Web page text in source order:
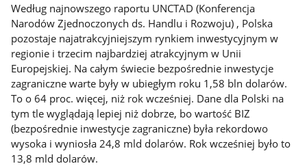
Według najnowszego raportu UNCTAD (Konferencja
Narodów Zjednoczonych ds. Handlu i Rozwoju) , Polska
pozostaje najatrakcyjniejszym rynkiem inwestycyjnym w
regionie i trzecim najbardziej atrakcyjnym w Unii
Europejskiej. Na całym świecie bezpośrednie inwestycje
zagraniczne warte były w ubiegłym roku 1,58 bln dolarów.
To o 64 proc. więcej, niż rok wcześniej. Dane dla Polski na
tym tle wyglądają lepiej niż dobrze, bo wartość BIZ
(bezpośrednie inwestycje zagraniczne) była rekordowo
wysoka i wyniosła 24,8 mld dolarów. Rok wcześniej było to
13,8 mld dolarów.